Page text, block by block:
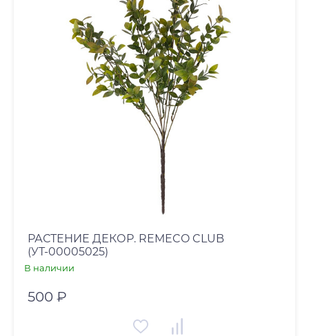
РАСТЕНИЕ ДЕКОР. REMECO CLUB
(УТ-00005025)
В наличии
500 ₽